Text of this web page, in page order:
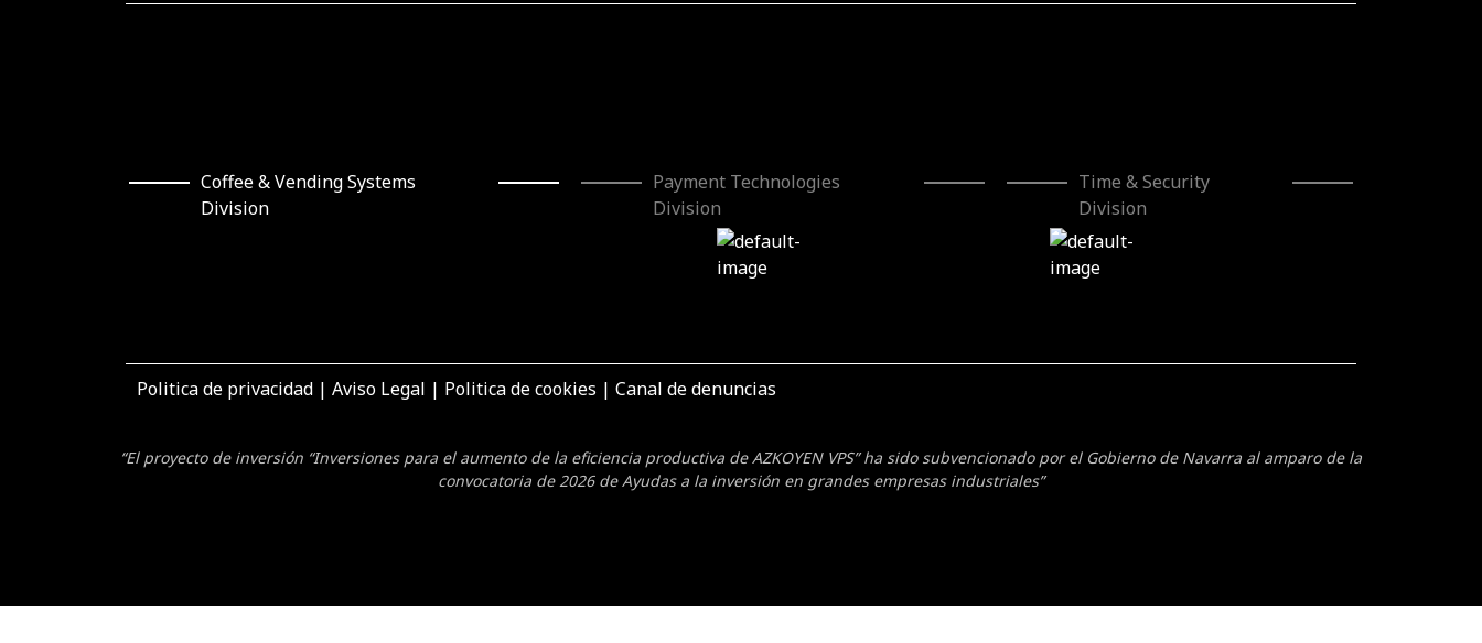
Coffee & Vending Systems
Division
Payment Technologies
Division
Time & Security
Division
Politica de privacidad| Aviso Legal | Politica de cookies | Canal de denuncias
“El proyecto de inversión “Inversiones para el aumento de la eficiencia productiva de AZKOYEN VPS” ha sido subvencionado por el Gobierno de Navarra al amparo de la
convocatoria de 2026 de Ayudas a la inversión en grandes empresas industriales”